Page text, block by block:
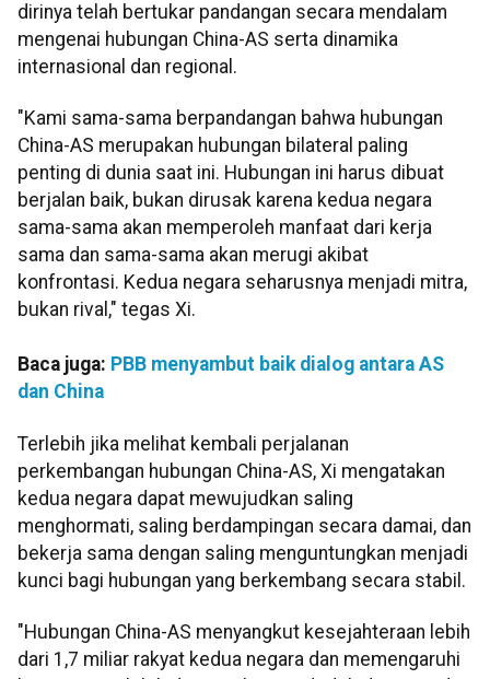
dirinya telah bertukar pandangan secara mendalam
mengenai hubungan China-AS serta dinamika
internasional dan regional.
"Kami sama-sama berpandangan bahwa hubungan
China-AS merupakan hubungan bilateral paling
penting di dunia saat ini. Hubungan ini harus dibuat
berjalan baik, bukan dirusak karena kedua negara
sama-sama akan memperoleh manfaat dari kerja
sama dan sama-sama akan merugi akibat
konfrontasi. Kedua negara seharusnya menjadi mitra,
bukan rival," tegas Xi.
Baca juga: PBB menyambut baik dialog antara AS
dan China
Terlebih jika melihat kembali perjalanan
perkembangan hubungan China-AS, Xi mengatakan
kedua negara dapat mewujudkan saling
menghormati, saling berdampingan secara damai, dan
bekerja sama dengan saling menguntungkan menjadi
kunci bagi hubungan yang berkembang secara stabil.
"Hubungan China-AS menyangkut kesejahteraan lebih
dari 1,7 miliar rakyat kedua negara dan memengaruhi